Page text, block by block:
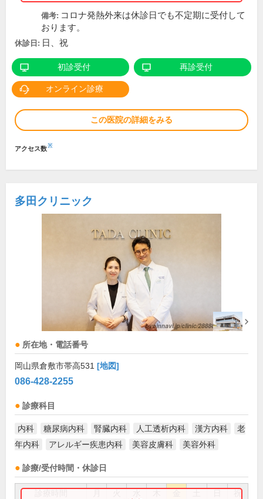
備考: コロナ発熱外来は休診日でも不定期に受付して
おります。
休診日: 日、祝
初診受付 再診受付
オンライン診療
この医院の詳細をみる
アクセス数※
多田クリニック
所在地・電話番号
岡山県倉敷市帯高531 [地図]
086-428-2255
診療科目
内科 糖尿病内科 腎臓内科 人工透析内科 漢方内科
老
年内科
アレルギー疾患内科 美容皮膚科 美容外科
診療/受付時間・休診日
祝